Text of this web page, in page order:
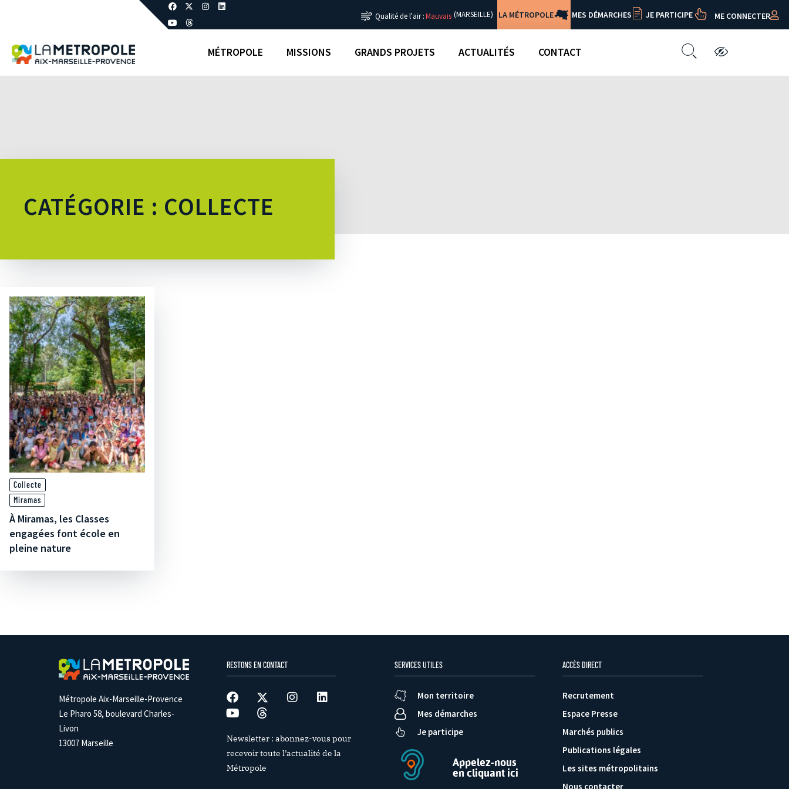
Qualité de l'air :Mauvais (MARSEILLE) LA MÉTROPOLE MES DÉMARCHES JE PARTICIPE ME CONNECTER
MÉTROPOLE MISSIONS GRANDS PROJETS ACTUALITÉS CONTACT
CATÉGORIE : COLLECTE
Collecte
Miramas
À Miramas, les Classes
engagées font école en
pleine nature
Métropole Aix-Marseille-Provence
Le Pharo 58, boulevard Charles-
Livon
13007 Marseille
RESTONS EN CONTACT
Newsletter : abonnez-vous pour
recevoir toute l’actualité de la
Métropole
SERVICES UTILES
Mon territoire
Mes démarches
Je participe
Appelez-nous
en cliquant ici
ACCÈS DIRECT
Recrutement
Espace Presse
Marchés publics
Publications légales
Les sites métropolitains
Nous contacter